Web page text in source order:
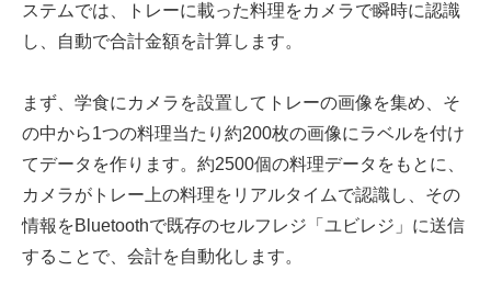
ステムでは、トレーに載った料理をカメラで瞬時に認識
し、自動で合計金額を計算します。
まず、学食にカメラを設置してトレーの画像を集め、そ
の中から1つの料理当たり約200枚の画像にラベルを付け
てデータを作ります。約2500個の料理データをもとに、
カメラがトレー上の料理をリアルタイムで認識し、その
情報をBluetoothで既存のセルフレジ「ユビレジ」に送信
することで、会計を自動化します。